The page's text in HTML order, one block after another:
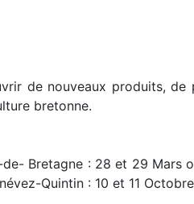
de nouveaux produits, de
bretonne.
Bretagne : 28 et 29 Mars
Quintin : 10 et 11